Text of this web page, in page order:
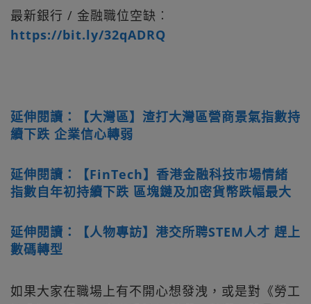
最新銀行 / 金融職位空缺︰
https://bit.ly/32qADRQ
延伸閱讀：【大灣區】渣打大灣區營商景氣指數持
續下跌 企業信心轉弱
延伸閱讀：【FinTech】香港金融科技市場情緒
指數自年初持續下跌 區塊鏈及加密貨幣跌幅最大
延伸閱讀：【人物專訪】港交所聘STEM人才 趕上
數碼轉型
如果大家在職場上有不開心想發洩，或是對《勞工